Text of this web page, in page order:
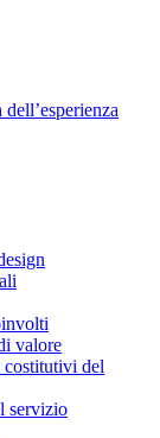
valore
costitutivi del
servizio